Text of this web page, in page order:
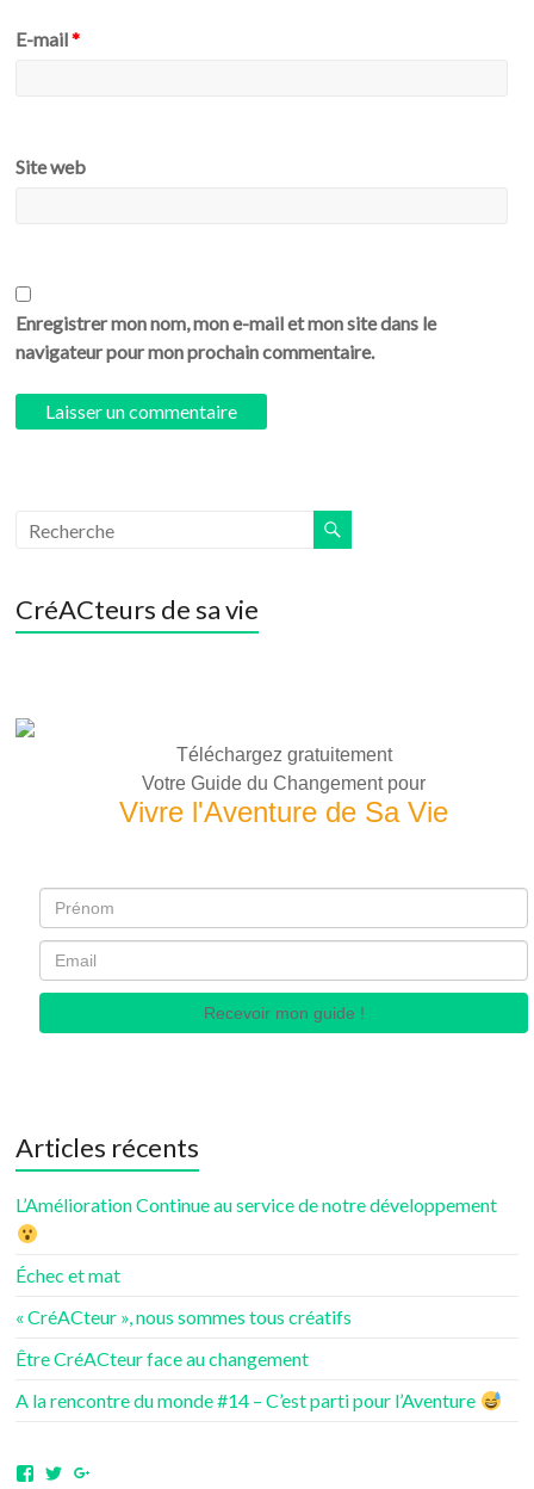
E-mail*
Site web
Enregistrer mon nom, mon e-mail et mon site dans le
navigateur pour mon prochain commentaire.
CréACteurs de sa vie
Téléchargez gratuitement
Votre Guide du Changement pour
Vivre l'Aventure de Sa Vie
Recevoir mon guide !
Articles récents
L’Amélioration Continue au service de notre développement
Échec et mat
« CréACteur », nous sommes tous créatifs
Être CréACteur face au changement
A la rencontre du monde #14 – C’est parti pour l’Aventure
Voir Voir